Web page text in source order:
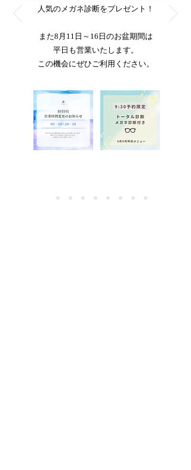
人気のメガネ診断をプレゼント！
また8月11日～16日のお盆期間は
平日も営業いたします。
この機会にぜひご利用ください。